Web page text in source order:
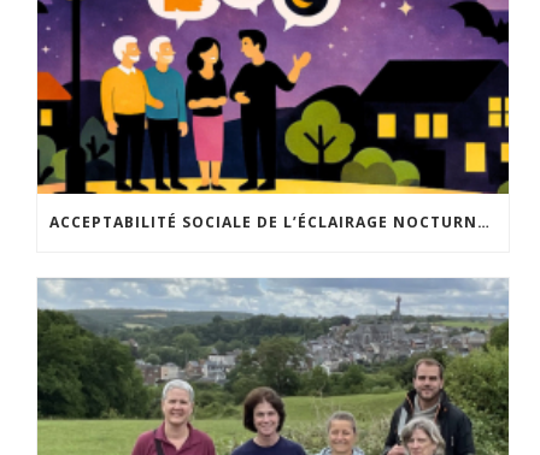
ACCEPTABILITÉ SOCIALE DE L’ÉCLAIRAGE NOCTURNE : LE REPLAY EST DISPONIBLE